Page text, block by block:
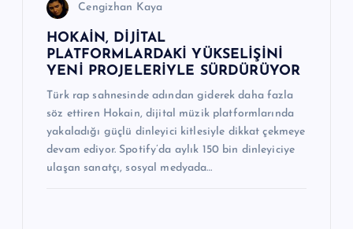
Cengizhan Kaya
HOKAİN, DİJİTAL
PLATFORMLARDAKİ YÜKSELİŞİNİ
YENİ PROJELERİYLE SÜRDÜRÜYOR
Türk rap sahnesinde adından giderek daha fazla
söz ettiren Hokain, dijital müzik platformlarında
yakaladığı güçlü dinleyici kitlesiyle dikkat çekmeye
devam ediyor. Spotify’da aylık 150 bin dinleyiciye
ulaşan sanatçı, sosyal medyada…